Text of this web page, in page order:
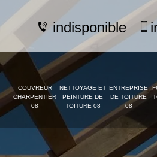
indisponible
COUVREUR
CHARPENTIER
08
NETTOYAGE ET
PEINTURE DE
TOITURE 08
ENTREPRISE
DE TOITURE
08